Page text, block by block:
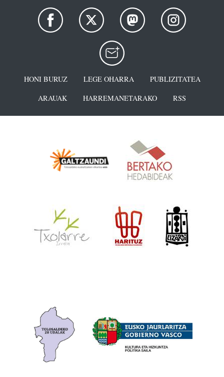
HONI BURUZ LEGE OHARRA
PUBLIZITATEA
ARAUAK
HARREMANETARAKO RSS